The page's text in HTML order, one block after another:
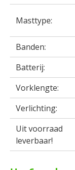
Masttype:
Banden:
Batterij:
Vorklengte:
Verlichting:
Uit voorraad
leverbaar!